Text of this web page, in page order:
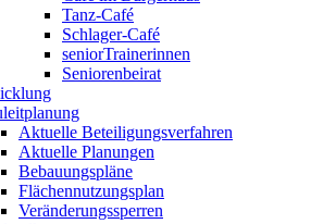
Tanz-Café
Schlager-Café
seniorTrainerinnen
Seniorenbeirat
Aktuelle Beteiligungsverfahren
Aktuelle Planungen
Bebauungspläne
Flächennutzungsplan
Veränderungssperren